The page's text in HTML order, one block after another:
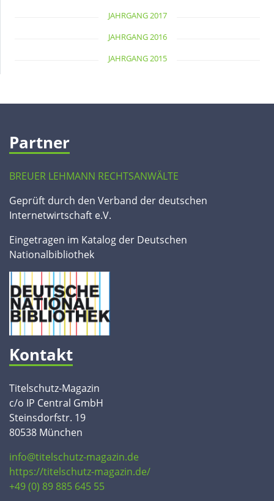
JAHRGANG 2017
JAHRGANG 2016
JAHRGANG 2015
Partner
BREUER LEHMANN RECHTSANWÄLTE
Geprüft durch den Verband der deutschen
Internetwirtschaft e.V.
Eingetragen im Katalog der Deutschen
Nationalbibliothek
Kontakt
Titelschutz-Magazin
c/o IP Central GmbH
Steinsdorfstr. 19
80538 München
info@titelschutz-magazin.de
https://titelschutz-magazin.de/
+49 (0) 89 885 645 55